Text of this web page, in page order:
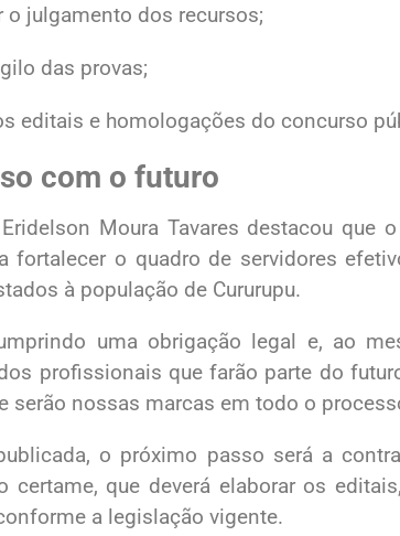
o julgamento dos recursos;
das provas;
editais e homologações do concurso
com o futuro
Moura Tavares destacou que
fortalecer o quadro de servidores
à população de Cururupu.
uma obrigação legal e, ao
profissionais que farão parte do
serão nossas marcas em todo o
o próximo passo será a
certame, que deverá elaborar os
a legislação vigente.